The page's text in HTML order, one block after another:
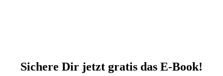
Sichere Dir jetzt gratis das E-Book!